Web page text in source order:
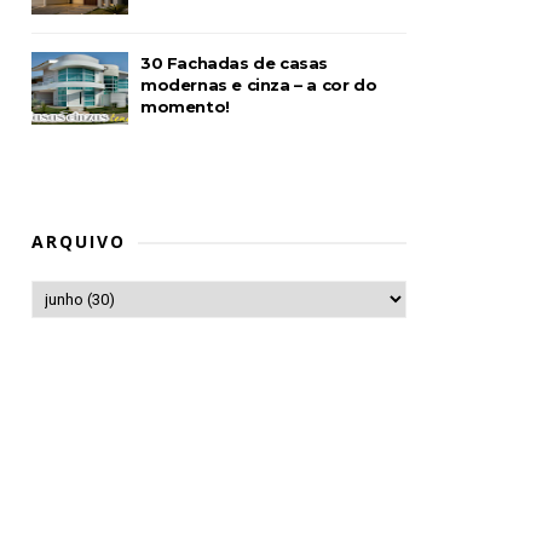
30 Fachadas de casas
modernas e cinza – a cor do
momento!
ARQUIVO